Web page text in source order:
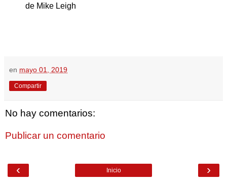
de Mike Leigh
en mayo 01, 2019
Compartir
No hay comentarios:
Publicar un comentario
‹ ›
Inicio